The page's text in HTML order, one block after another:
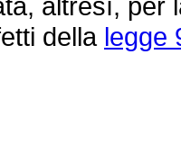
della legge